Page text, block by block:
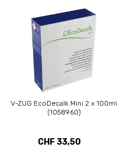
V-ZUG EcoDecalk Mini 2 x 100ml
(1058960)
CHF 33,50